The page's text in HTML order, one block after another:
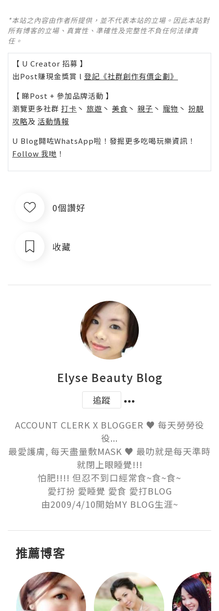
*本站之內容由作者所提供，並不代表本站的立場。因此本站對
所有博客的立場、真實性、準確性及完整性不負任何法律責
任。
【 U Creator 招募 】
出Post賺現金獎賞 l 登記《社群創作有價企劃》
【 睇Post + 參加品牌活動 】
瀏覽更多社群 打卡 丶 旅遊 丶 美食 丶 親子 丶 寵物 丶 扮靚
攻略及 活動情報
U Blog開咗WhatsApp啦！發掘更多吃喝玩樂資訊！
Follow 我哋 ！
0個讚好
收藏
Elyse Beauty Blog
追蹤
ACCOUNT CLERK X BLOGGER ♥ 每天勞勞役
役...
最愛護膚, 每天盡量敷MASK ♥ 最叻就是每天準時
就閉上眼睡覺!!!
怕肥!!!! 但忍不到口經常食~食~食~
愛打扮 愛睡覺 愛食 愛打BLOG
由2009/4/10開始MY BLOG生涯~
推薦博客